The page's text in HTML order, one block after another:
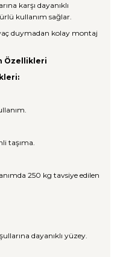
karşı dayanıklı
kullanım sağlar.
duymadan kolay montaj
Özellikleri
taşıma.
250 kg tavsiye edilen
dayanıklı yüzey.